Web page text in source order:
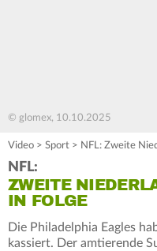
© glomex, 10.10.2025
Video > Sport > NFL: Zweite
NFL:
ZWEITE
IN FOLGE
Die Philadelphia Eagles
kassiert. Der amtierende